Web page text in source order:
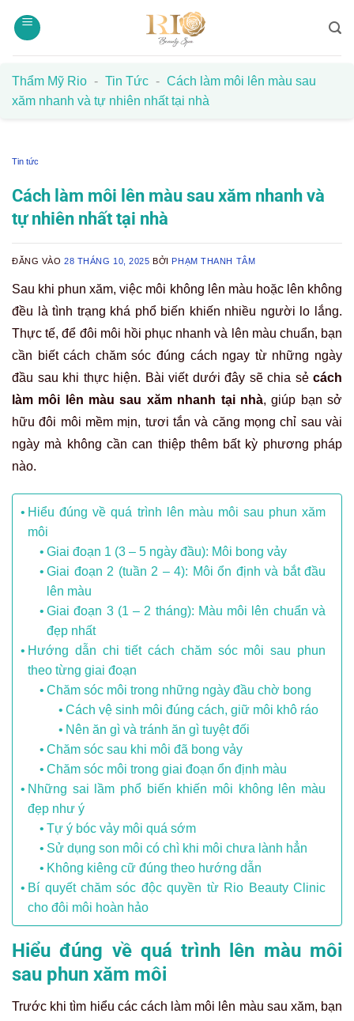
qua
Thẩm Mỹ Rio - Tin Tức - Cách làm môi lên màu sau
xăm nhanh và tự nhiên nhất tại nhà
Tin tức
Cách làm môi lên màu sau xăm nhanh và
tự nhiên nhất tại nhà
ĐĂNG VÀO28 THÁNG 10, 2025 BỞI PHẠM THANH TÂM
Sau khi phun xăm, việc môi không lên màu hoặc lên không
đều là tình trạng khá phổ biến khiến nhiều người lo lắng.
Thực tế, để đôi môi hồi phục nhanh và lên màu chuẩn, bạn
cần biết cách chăm sóc đúng cách ngay từ những ngày
đầu sau khi thực hiện. Bài viết dưới đây sẽ chia sẻ cách
làm môi lên màu sau xăm nhanh tại nhà, giúp bạn sở
hữu đôi môi mềm mịn, tươi tắn và căng mọng chỉ sau vài
ngày mà không cần can thiệp thêm bất kỳ phương pháp
nào.
Hiểu đúng về quá trình lên màu môi sau phun xăm
môi
Giai đoạn 1 (3 – 5 ngày đầu): Môi bong vảy
Giai đoạn 2 (tuần 2 – 4): Môi ổn định và bắt đầu
lên màu
Giai đoạn 3 (1 – 2 tháng): Màu môi lên chuẩn và
đẹp nhất
Hướng dẫn chi tiết cách chăm sóc môi sau phun
theo từng giai đoạn
Chăm sóc môi trong những ngày đầu chờ bong
Cách vệ sinh môi đúng cách, giữ môi khô ráo
Nên ăn gì và tránh ăn gì tuyệt đối
Chăm sóc sau khi môi đã bong vảy
Chăm sóc môi trong giai đoạn ổn định màu
Những sai lầm phổ biến khiến môi không lên màu
đẹp như ý
Tự ý bóc vảy môi quá sớm
Sử dụng son môi có chì khi môi chưa lành hẳn
Không kiêng cữ đúng theo hướng dẫn
Bí quyết chăm sóc độc quyền từ Rio Beauty Clinic
cho đôi môi hoàn hảo
Hiểu đúng về quá trình lên màu môi
sau phun xăm môi
Trước khi tìm hiểu các cách làm môi lên màu sau xăm, bạn